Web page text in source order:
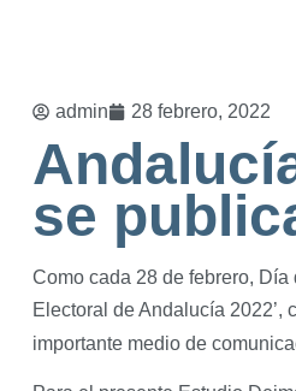
admin 28 febrero, 2022
se
Como cada 28 de febrero,
Electoral de Andalucía 2022’,
importante medio de